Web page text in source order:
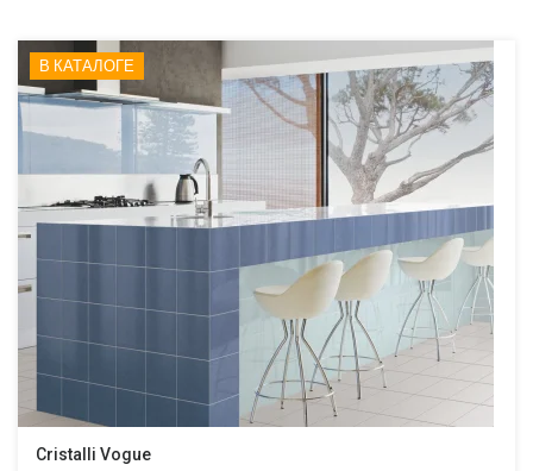
В КАТАЛОГЕ
Cristalli Vogue